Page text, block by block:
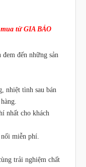
từ GIA BẢO
đến những sản
nhiệt tình sau bán
nhất cho khách
miễn phí.
trải nghiệm chất